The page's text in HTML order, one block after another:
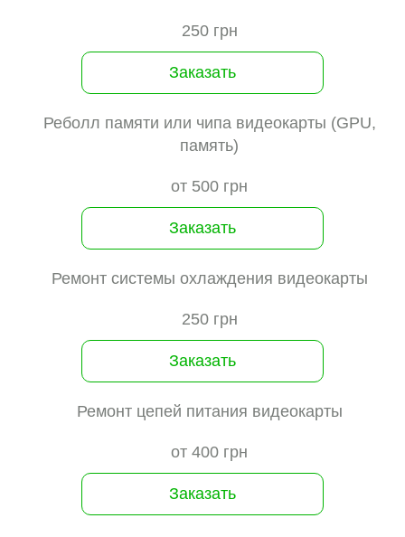
250 грн
Заказать
Реболл памяти или чипа видеокарты (GPU,
память)
от 500 грн
Заказать
Ремонт системы охлаждения видеокарты
250 грн
Заказать
Ремонт цепей питания видеокарты
от 400 грн
Заказать